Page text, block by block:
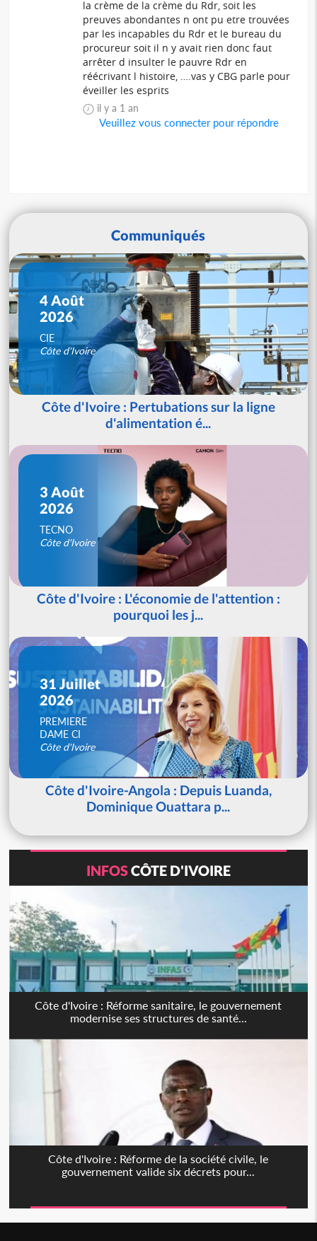
la crème de la crème du Rdr, soit les
preuves abondantes n ont pu etre trouvées
par les incapables du Rdr et le bureau du
procureur soit il n y avait rien donc faut
arrêter d insulter le pauvre Rdr en
réécrivant l histoire, ….vas y CBG parle pour
éveiller les esprits
il y a 1 an
Veuillez vous connecter pour répondre
Communiqués
4 Août
2026
CIE
Côte d'Ivoire
Côte d'Ivoire : Pertubations sur la ligne
d'alimentation é...
3 Août
2026
TECNO
Côte d'Ivoire
Côte d'Ivoire : L'économie de l'attention :
pourquoi les j...
31 Juillet
2026
PREMIERE
DAME CI
Côte d'Ivoire
Côte d'Ivoire-Angola : Depuis Luanda,
Dominique Ouattara p...
INFOSCÔTE D'IVOIRE
Côte d'Ivoire : Réforme sanitaire, le gouvernement
modernise ses structures de santé...
Côte d'Ivoire : Réforme de la société civile, le
gouvernement valide six décrets pour...